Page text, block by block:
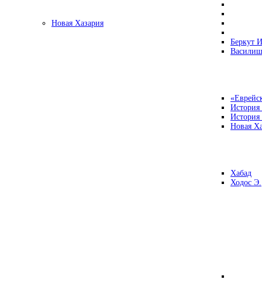
Новая Хазария
Беркут
Новая
Хабад
Ходос Э.